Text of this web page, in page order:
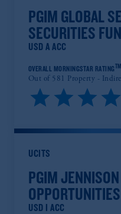
PGIM GLOBAL
SECURITIES
USD A ACC
OVERALL MORNINGSTAR RATINGTM
Out of 581 Property -
UCITS
PGIM
USD I ACC